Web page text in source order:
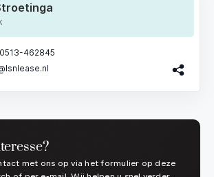
0513-462845
met ons op via het formulier op deze